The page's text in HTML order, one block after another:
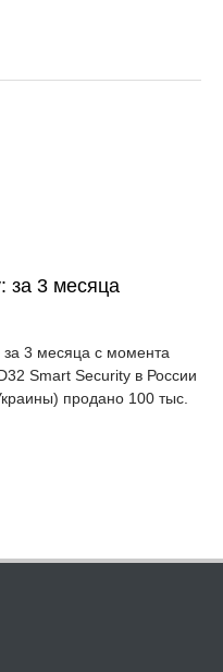
за 3 месяца
3 месяца с момента
Smart Security в России
продано 100 тыс.